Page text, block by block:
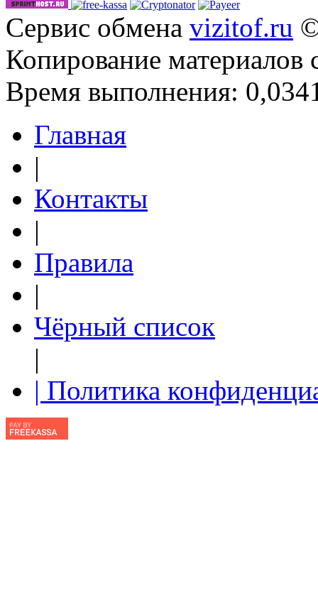
Сервис обмена vizitof.ru
Копирование материалов
Время выполнения:
Главная
|
Контакты
|
Правила
|
Чёрный список
|
| Политика